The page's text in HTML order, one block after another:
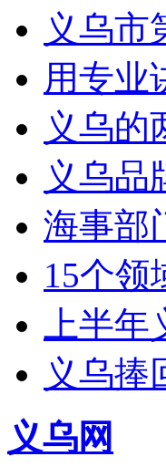
义乌市
用专业
义乌的
义乌品
海事部
15个领
上半
义乌捧
义乌网